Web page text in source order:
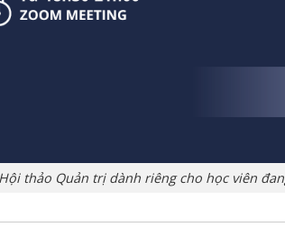
Hội thảo Quản trị dành riêng cho học viên